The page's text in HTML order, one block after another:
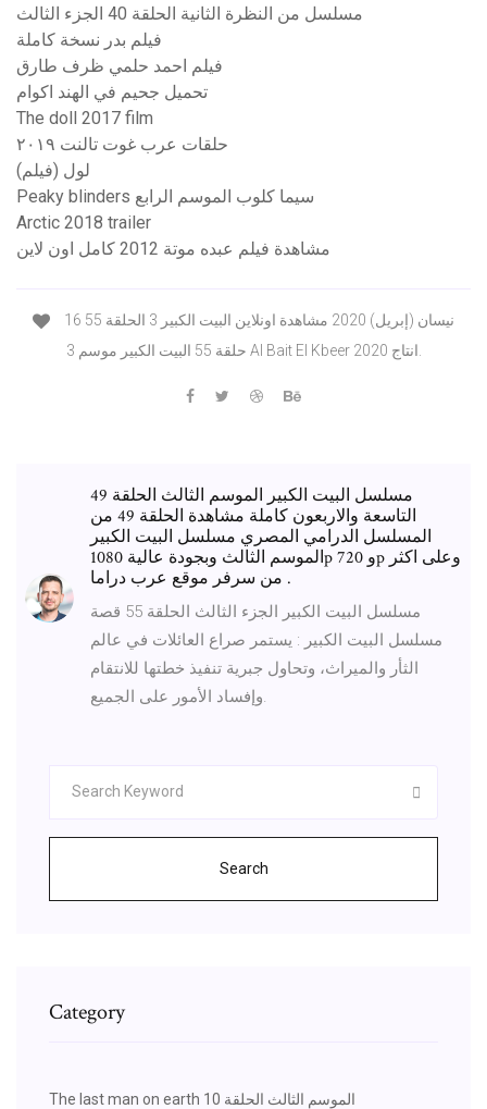
مسلسل من النظرة الثانية الحلقة 40 الجزء الثالث
فيلم بدر نسخة كاملة
فيلم احمد حلمي ظرف طارق
تحميل جحيم في الهند اكوام
The doll 2017 film
حلقات عرب غوت تالنت ٢٠١٩
لول (فيلم)
Peaky blinders سيما كلوب الموسم الرابع
Arctic 2018 trailer
مشاهدة فيلم عبده موتة 2012 كامل اون لاين
16 نيسان (إبريل) 2020 مشاهدة اونلاين البيت الكبير 3 الحلقة 55
مسلسل البيت الكبير الموسم الثالث الحلقة 49
التاسعة والاربعون كاملة مشاهدة الحلقة 49 من
المسلسل الدرامي المصري مسلسل البيت الكبير
الموسم الثالث وبجودة عالية 1080p و 720p وعلى اكثر
من سرفر موقع عرب دراما .
مسلسل البيت الكبير الجزء الثالث الحلقة 55 قصة
مسلسل البيت الكبير : يستمر صراع العائلات في عالم
الثأر والميراث، وتحاول جبرية تنفيذ خطتها للانتقام
وإفساد الأمور على الجميع.
Search
Category
The last man on earth الموسم الثالث الحلقة 10